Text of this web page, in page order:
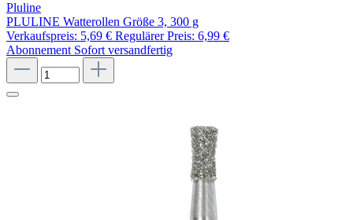
Pluline
PLULINE Watterollen Größe 3, 300 g
Verkaufspreis: 5,69 € Regulärer Preis: 6,99 €
Abonnement Sofort versandfertig